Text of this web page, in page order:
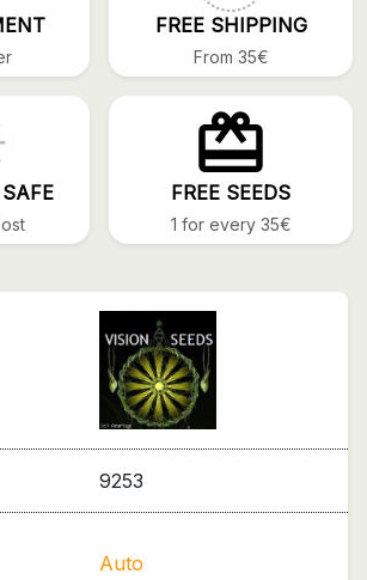
FREE SHIPPING
From 35€
FREE SEEDS
1 for every 35€
9253
Auto